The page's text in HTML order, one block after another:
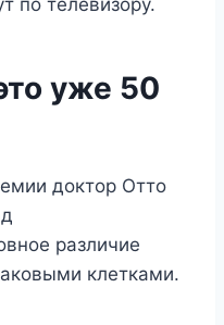
по телевизору.
уже 50
доктор Отто
различие
клетками.